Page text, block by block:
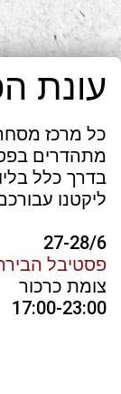
עונת
כל מרכז
מתהדרים
בדרך כלל
ליקטנו
27-28/6
פסטיבל
צומת כרכור
17:00-23:00